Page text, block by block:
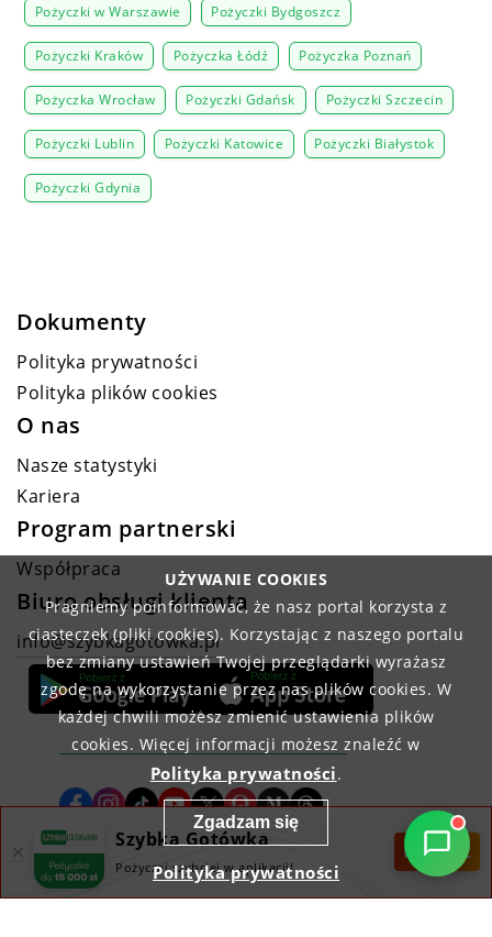
Pożyczki w Warszawie Pożyczki Bydgoszcz
Pożyczki Kraków Pożyczka Łódź Pożyczka Poznań
Pożyczka Wrocław Pożyczki Gdańsk Pożyczki Szczecin
Pożyczki Lublin Pożyczki Katowice Pożyczki Białystok
Pożyczki Gdynia
Dokumenty
Polityka prywatności
Polityka plików cookies
O nas
Nasze statystyki
Kariera
Program partnerski
Współpraca
Biuro obsługi klienta
info@szybkagotowka.pl
UŻYWANIE COOKIES
Pragniemy poinformować, że nasz portal korzysta z
ciasteczek (pliki cookies). Korzystając z naszego portalu
bez zmiany ustawień Twojej przeglądarki wyrażasz
zgodę na wykorzystanie przez nas plików cookies. W
każdej chwili możesz zmienić ustawienia plików
cookies. Więcej informacji możesz znaleźć w
Polityka prywatności.
Zgadzam się
Polityka prywatności
Szybka Gotówka
Pożyczaj szybciej w aplikacji!
POBIERZ